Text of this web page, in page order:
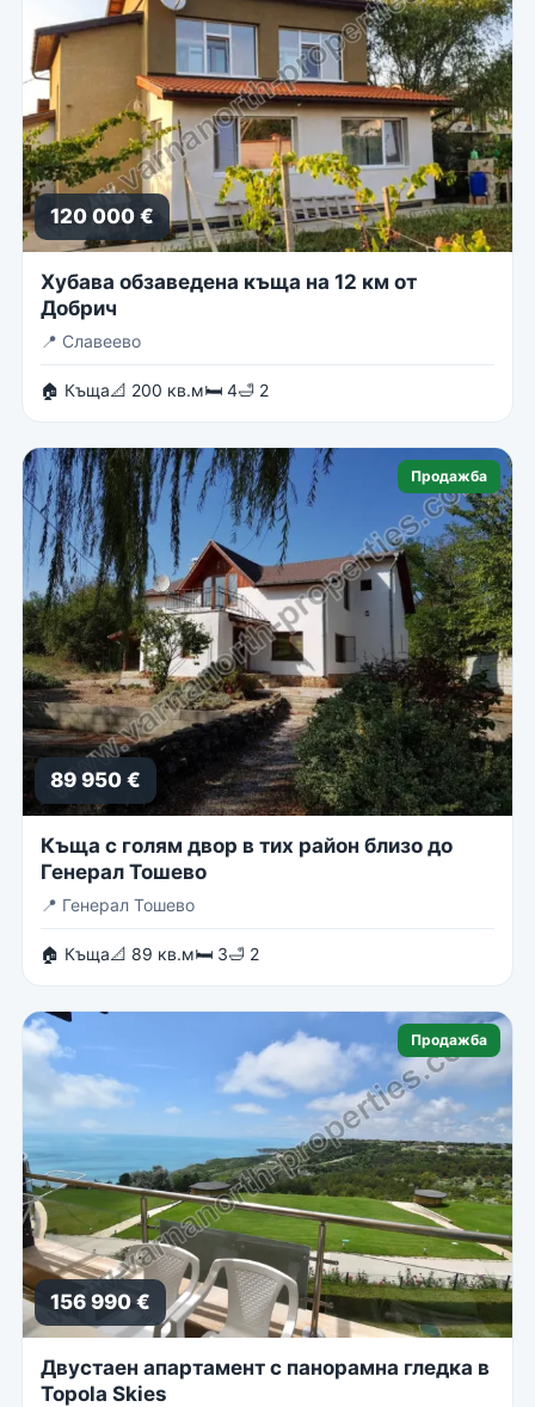
120 000 €
Хубава обзаведена къща на 12 км от
Добрич
📍 Славеево
🏠 Къща📐 200 кв.м🛏 4🛁 2
Продажба
89 950 €
Къща с голям двор в тих район близо до
Генерал Тошево
📍 Генерал Тошево
🏠 Къща📐 89 кв.м🛏 3🛁 2
Продажба
156 990 €
Двустаен апартамент с панорамна гледка в
Topola Skies